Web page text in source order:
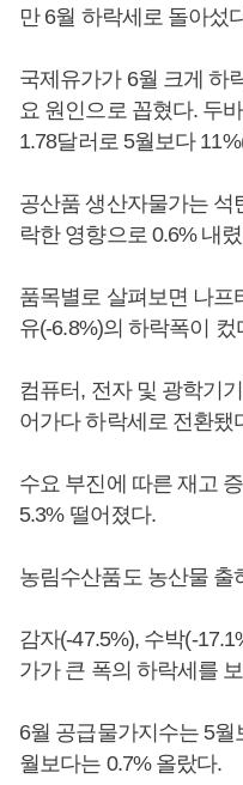
만 6월 하락세로 돌아섰
국제유가가 6월 크게 하
요 원인으로 꼽혔다. 두
1.78달러로 5월보다
공산품 생산자물가는 석
락한 영향으로 0.6% 내
품목별로 살펴보면 나프
유(-6.8%)의 하락폭이 컸
컴퓨터, 전자 및 광학기
어가다 하락세로 전환됐
수요 부진에 따른 재고
5.3% 떨어졌다.
농림수산품도 농산물 출
감자(-47.5%), 수박(-
가가 큰 폭의 하락세를
6월 공급물가지수는 5
월보다는 0.7% 올랐다.